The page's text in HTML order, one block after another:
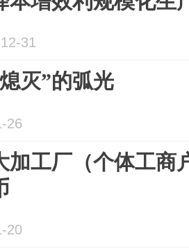
31
灭”的弧光
26
加工厂（个体工商
20